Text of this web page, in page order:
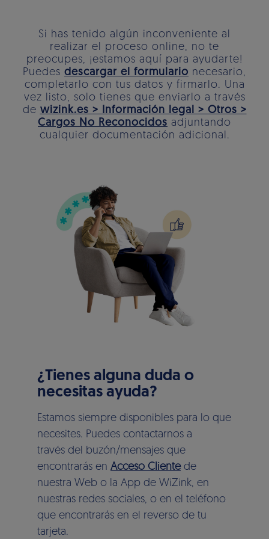
Si has tenido algún inconveniente al
realizar el proceso online, no te
preocupes, ¡estamos aquí para ayudarte!
Puedes descargar el formulario necesario,
completarlo con tus datos y firmarlo. Una
vez listo, solo tienes que enviarlo a través
de wizink.es > Información legal > Otros >
Cargos No Reconocidos adjuntando
cualquier documentación adicional.
¿Tienes alguna duda o
necesitas ayuda?
Estamos siempre disponibles para lo que
necesites. Puedes contactarnos a
través del buzón/mensajes que
encontrarás en Acceso Clientede
nuestra Web o la App de WiZink, en
nuestras redes sociales, o en el teléfono
que encontrarás en el reverso de tu
tarjeta.